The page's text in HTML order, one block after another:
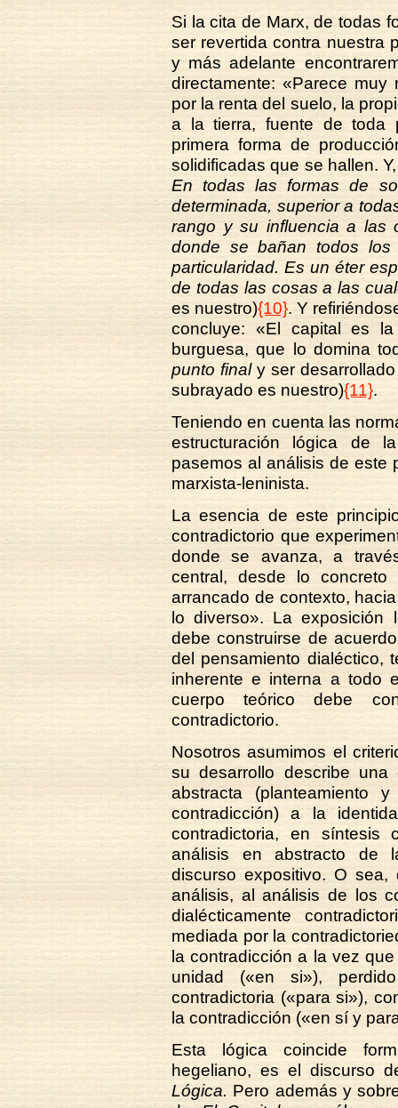
Si la cita de Marx, de todas
ser revertida contra nuestra
y más adelante
directamente: «Parece
por la renta del suelo, la
a la tierra, fuente de toda
primera forma de
solidificadas que se hallen.
En todas las formas de
determinada, superior a
rango y su influencia a las
donde se bañan todos
particularidad. Es un éter
de todas las cosas a las
es nuestro){10}. Y
concluye: «El capital es
burguesa, que lo domina
punto finaly ser
subrayado es nuestro){11}.
Teniendo en cuenta las
estructuración lógica de
pasemos al análisis de este
marxista-leninista.
La esencia de este
contradictorio que
donde se avanza, a
central, desde lo concreto
arrancado de contexto,
lo diverso». La exposición
debe construirse de
del pensamiento dialéctico,
inherente e interna a todo
cuerpo teórico debe
contradictorio.
Nosotros asumimos el
su desarrollo describe
abstracta (planteamiento
contradicción) a la
contradictoria, en síntesis
análisis en abstracto de
discurso expositivo. O
análisis, al análisis de los
dialécticamente
mediada por la
la contradicción a la vez
unidad («en si»),
contradictoria («para si»),
la contradicción («en sí y
Esta lógica coincide
hegeliano, es el discurso
Lógica. Pero además y